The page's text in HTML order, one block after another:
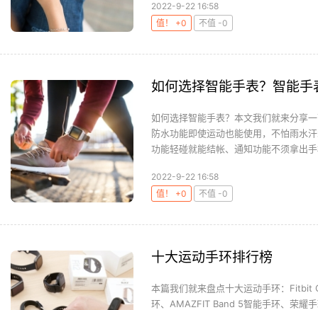
2022-9-22 16:58
值！ +0
不值 -0
如何选择智能手表？智能手
如何选择智能手表？本文我们就来分享
防水功能即使运动也能使用，不怕雨水
功能轻碰就能结帐、通知功能不须拿出
2022-9-22 16:58
值！ +0
不值 -0
十大运动手环排行榜
本篇我们就来盘点十大运动手环：
环、AMAZFIT Band 5智能手环、荣耀